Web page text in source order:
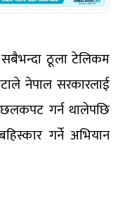
सबैभन्दा ठूला टेलिकम
नेपाल सरकारलाई
गर्न थालेपछि
गर्ने अभियान